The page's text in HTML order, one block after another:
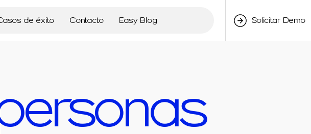
de éxito Contacto Easy Blog Solicitar Demo